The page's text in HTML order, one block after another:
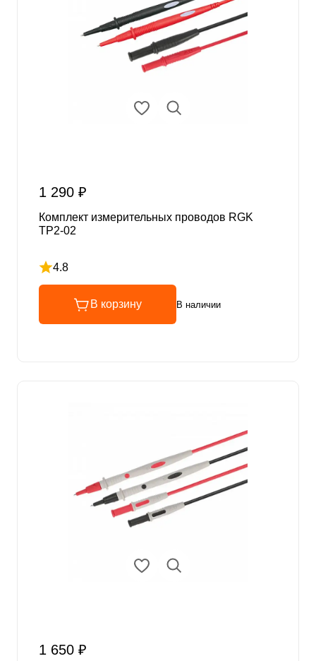
1 290 ₽
Комплект измерительных проводов RGK
TP2-02
4.8
Рейтинг 4.8 из 5
В корзину В наличии
1 650 ₽